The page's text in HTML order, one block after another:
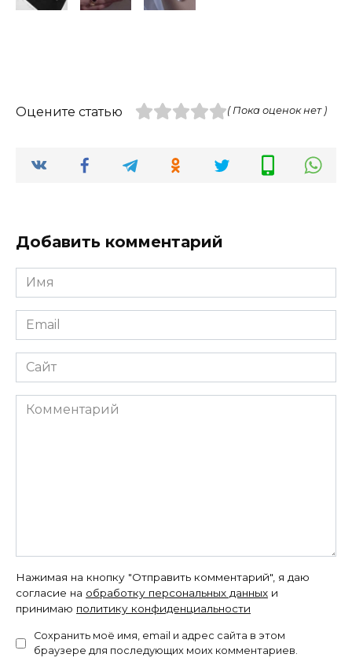
Оцените статью ( Пока оценок нет )
Добавить комментарий
Имя
*
Email
*
Сайт
Комментарий
Нажимая на кнопку "Отправить комментарий", я даю
согласие на обработку персональных данных и
принимаю политику конфиденциальности
Сохранить моё имя, email и адрес сайта в этом
браузере для последующих моих комментариев.